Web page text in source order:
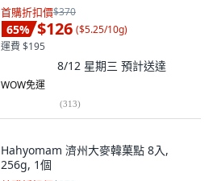
首購折扣價$370
65% $126 ($5.25/10g)
運費 $195
8/12 星期三 預計送達
WOW免運
(313)
Hahyomam 濟州大麥韓菓點 8入,
256g, 1個